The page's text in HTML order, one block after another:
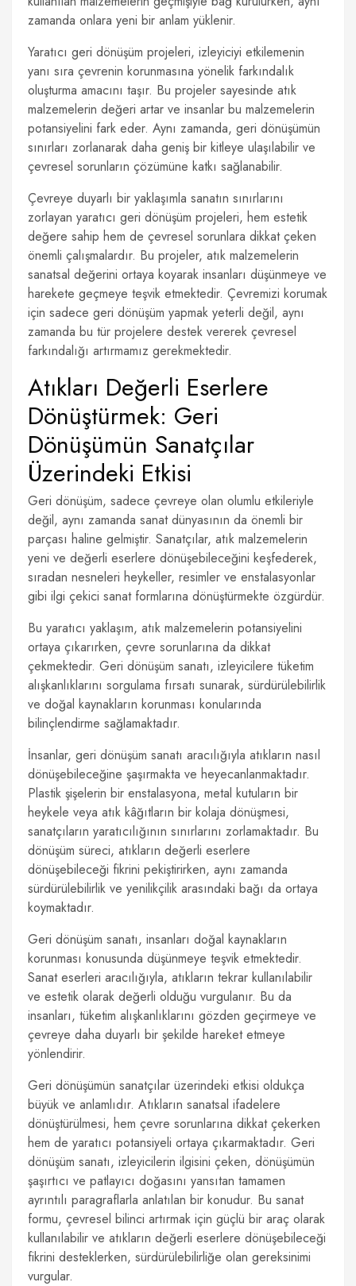
zamanda onlara yeni bir anlam yüklenir.
Yaratıcı geri dönüşüm projeleri, izleyiciyi etkilemenin
yanı sıra çevrenin korunmasına yönelik farkındalık
oluşturma amacını taşır. Bu projeler sayesinde atık
malzemelerin değeri artar ve insanlar bu malzemelerin
potansiyelini fark eder. Aynı zamanda, geri dönüşümün
sınırları zorlanarak daha geniş bir kitleye ulaşılabilir ve
çevresel sorunların çözümüne katkı sağlanabilir.
Çevreye duyarlı bir yaklaşımla sanatın sınırlarını
zorlayan yaratıcı geri dönüşüm projeleri, hem estetik
değere sahip hem de çevresel sorunlara dikkat çeken
önemli çalışmalardır. Bu projeler, atık malzemelerin
sanatsal değerini ortaya koyarak insanları düşünmeye ve
harekete geçmeye teşvik etmektedir. Çevremizi korumak
için sadece geri dönüşüm yapmak yeterli değil, aynı
zamanda bu tür projelere destek vererek çevresel
farkındalığı artırmamız gerekmektedir.
Atıkları Değerli Eserlere
Dönüştürmek: Geri
Dönüşümün Sanatçılar
Üzerindeki Etkisi
Geri dönüşüm, sadece çevreye olan olumlu etkileriyle
değil, aynı zamanda sanat dünyasının da önemli bir
parçası haline gelmiştir. Sanatçılar, atık malzemelerin
yeni ve değerli eserlere dönüşebileceğini keşfederek,
sıradan nesneleri heykeller, resimler ve enstalasyonlar
gibi ilgi çekici sanat formlarına dönüştürmekte özgürdür.
Bu yaratıcı yaklaşım, atık malzemelerin potansiyelini
ortaya çıkarırken, çevre sorunlarına da dikkat
çekmektedir. Geri dönüşüm sanatı, izleyicilere tüketim
alışkanlıklarını sorgulama fırsatı sunarak, sürdürülebilirlik
ve doğal kaynakların korunması konularında
bilinçlendirme sağlamaktadır.
İnsanlar, geri dönüşüm sanatı aracılığıyla atıkların nasıl
dönüşebileceğine şaşırmakta ve heyecanlanmaktadır.
Plastik şişelerin bir enstalasyona, metal kutuların bir
heykele veya atık kâğıtların bir kolaja dönüşmesi,
sanatçıların yaratıcılığının sınırlarını zorlamaktadır. Bu
dönüşüm süreci, atıkların değerli eserlere
dönüşebileceği fikrini pekiştirirken, aynı zamanda
sürdürülebilirlik ve yenilikçilik arasındaki bağı da ortaya
koymaktadır.
Geri dönüşüm sanatı, insanları doğal kaynakların
korunması konusunda düşünmeye teşvik etmektedir.
Sanat eserleri aracılığıyla, atıkların tekrar kullanılabilir
ve estetik olarak değerli olduğu vurgulanır. Bu da
insanları, tüketim alışkanlıklarını gözden geçirmeye ve
çevreye daha duyarlı bir şekilde hareket etmeye
yönlendirir.
Geri dönüşümün sanatçılar üzerindeki etkisi oldukça
büyük ve anlamlıdır. Atıkların sanatsal ifadelere
dönüştürülmesi, hem çevre sorunlarına dikkat çekerken
hem de yaratıcı potansiyeli ortaya çıkarmaktadır. Geri
dönüşüm sanatı, izleyicilerin ilgisini çeken, dönüşümün
şaşırtıcı ve patlayıcı doğasını yansıtan tamamen
ayrıntılı paragraflarla anlatılan bir konudur. Bu sanat
formu, çevresel bilinci artırmak için güçlü bir araç olarak
kullanılabilir ve atıkların değerli eserlere dönüşebileceği
fikrini desteklerken, sürdürülebilirliğe olan gereksinimi
vurgular.